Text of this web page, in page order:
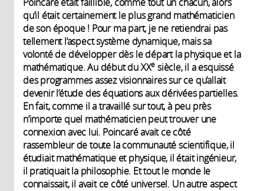
qu’il était certainement le plus grand mathématicien
de son époque ! Pour ma part, je ne retiendrai pas
tellement l’aspect système dynamique, mais sa
volonté de développer dès le départ la physique et la
mathématique. Au début du XXe siècle, il a esquissé
des programmes assez visionnaires sur ce qu’allait
devenir l’étude des équations aux dérivées partielles.
En fait, comme il a travaillé sur tout, à peu près
n’importe quel mathématicien peut trouver une
connexion avec lui. Poincaré avait ce côté
rassembleur de toute la communauté scientifique, il
étudiait mathématique et physique, il était ingénieur,
il pratiquait la philosophie. Et tout le monde le
connaissait, il avait ce côté universel. Un autre aspect